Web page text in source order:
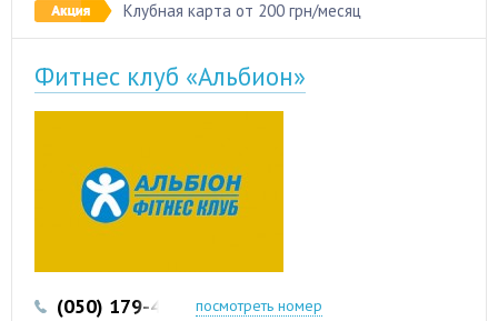
Клубная карта от 200 грн/месяц
Фитнес клуб «Альбион»
(050) 179-42-78 (063) 622-91-96
посмотреть номер